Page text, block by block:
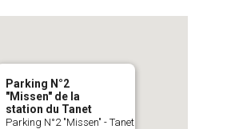
Parking N°2
"Missen" de la
station du Tanet
Parking N°2 "Missen" - Tanet